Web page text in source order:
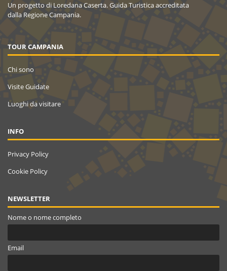
Un progetto di Loredana Caserta. Guida Turistica accreditata
dalla Regione Campania.
TOUR CAMPANIA
Chi sono
Visite Guidate
Luoghi da visitare
INFO
Privacy Policy
Cookie Policy
NEWSLETTER
Nome o nome completo
Email